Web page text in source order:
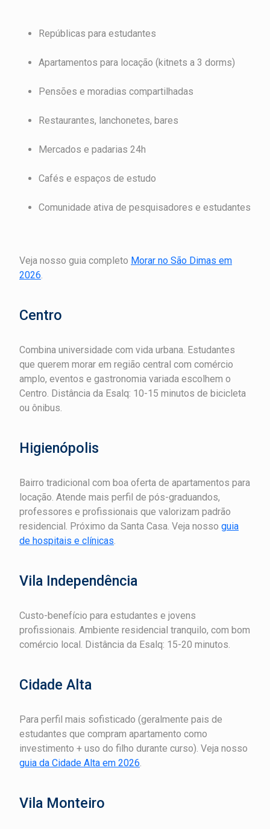
Repúblicas para estudantes
Apartamentos para locação (kitnets a 3 dorms)
Pensões e moradias compartilhadas
Restaurantes, lanchonetes, bares
Mercados e padarias 24h
Cafés e espaços de estudo
Comunidade ativa de pesquisadores e estudantes
Veja nosso guia completo Morar no São Dimas em
2026.
Centro
Combina universidade com vida urbana. Estudantes
que querem morar em região central com comércio
amplo, eventos e gastronomia variada escolhem o
Centro. Distância da Esalq: 10-15 minutos de bicicleta
ou ônibus.
Higienópolis
Bairro tradicional com boa oferta de apartamentos para
locação. Atende mais perfil de pós-graduandos,
professores e profissionais que valorizam padrão
residencial. Próximo da Santa Casa. Veja nosso guia
de hospitais e clínicas.
Vila Independência
Custo-benefício para estudantes e jovens
profissionais. Ambiente residencial tranquilo, com bom
comércio local. Distância da Esalq: 15-20 minutos.
Cidade Alta
Para perfil mais sofisticado (geralmente pais de
estudantes que compram apartamento como
investimento + uso do filho durante curso). Veja nosso
guia da Cidade Alta em 2026.
Vila Monteiro